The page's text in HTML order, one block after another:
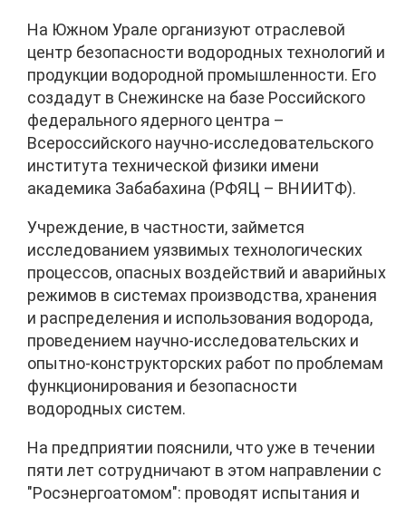
На Южном Урале организуют отраслевой
центр безопасности водородных технологий и
продукции водородной промышленности. Его
создадут в Снежинске на базе Российского
федерального ядерного центра –
Всероссийского научно-исследовательского
института технической физики имени
академика Забабахина (РФЯЦ – ВНИИТФ).
Учреждение, в частности, займется
исследованием уязвимых технологических
процессов, опасных воздействий и аварийных
режимов в системах производства, хранения
и распределения и использования водорода,
проведением научно-исследовательских и
опытно-конструкторских работ по проблемам
функционирования и безопасности
водородных систем.
На предприятии пояснили, что уже в течении
пяти лет сотрудничают в этом направлении с
"Росэнергоатомом": проводят испытания и